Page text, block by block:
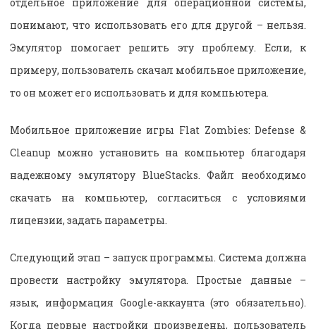
понимают, что использовать его для другой – нельзя.
Эмулятор помогает решить эту проблему. Если, к
примеру, пользователь скачал мобильное приложение,
то он может его использовать и для компьютера.
Мобильное приложение игры Flat Zombies: Defense &
Cleanup можно установить на компьютер благодаря
надежному эмулятору BlueStacks. Файл необходимо
скачать на компьютер, согласиться с условиями
лицензии, задать параметры.
Следующий этап – запуск программы. Система должна
провести настройку эмулятора. Простые данные –
язык, информация Google-аккаунта (это обязательно).
Когда первые настройки произведены, пользователь